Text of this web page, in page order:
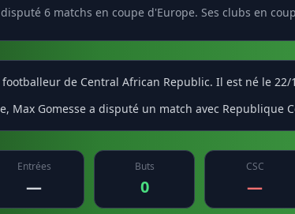
6 matchs en coupe d'Europe. Ses clubs en
footballeur de Central African Republic. Il est né le
Max Gomesse a disputé un match avec Republique
Entrées
—
Buts
0
CSC
—